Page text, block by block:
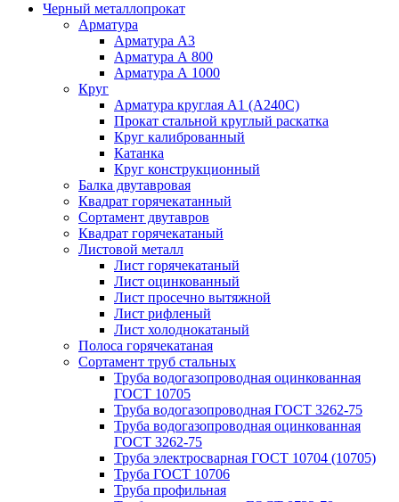
Черный металлопрокат
Арматура
Арматура А3
Арматура А 800
Арматура А 1000
Круг
Арматура круглая А1 (А240C)
Прокат стальной круглый раскатка
Круг калиброванный
Катанка
Круг конструкционный
Балка двутавровая
Квадрат горячекатанный
Сортамент двутавров
Квадрат горячекатаный
Листовой металл
Лист горячекатаный
Лист оцинкованный
Лист просечно вытяжной
Лист рифленый
Лист холоднокатаный
Полоса горячекатаная
Сортамент труб стальных
Труба водогазопроводная оцинкованная
ГОСТ 10705
Труба водогазопроводная ГОСТ 3262-75
Труба водогазопроводная оцинкованная
ГОСТ 3262-75
Труба электросварная ГОСТ 10704 (10705)
Труба ГОСТ 10706
Труба профильная